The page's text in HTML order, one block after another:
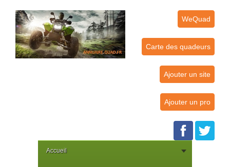
WeQuad
Carte des quadeurs
Ajouter un site
Ajouter un pro
Accueil